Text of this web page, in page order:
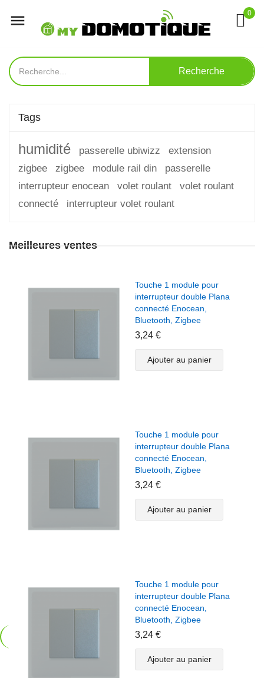
 0
Recherche
Tags
humidité passerelle ubiwizz
extension
zigbee
zigbee module rail din
passerelle
interrupteur enocean
volet roulant
volet roulant
connecté
interrupteur volet roulant
Meilleures ventes
Touche 1 module pour
interrupteur double Plana
connecté Enocean,
Bluetooth, Zigbee
3,24 €
Ajouter au panier
Touche 1 module pour
interrupteur double Plana
connecté Enocean,
Bluetooth, Zigbee
3,24 €
Ajouter au panier
Touche 1 module pour
interrupteur double Plana
connecté Enocean,
Bluetooth, Zigbee
3,24 €
Ajouter au panier